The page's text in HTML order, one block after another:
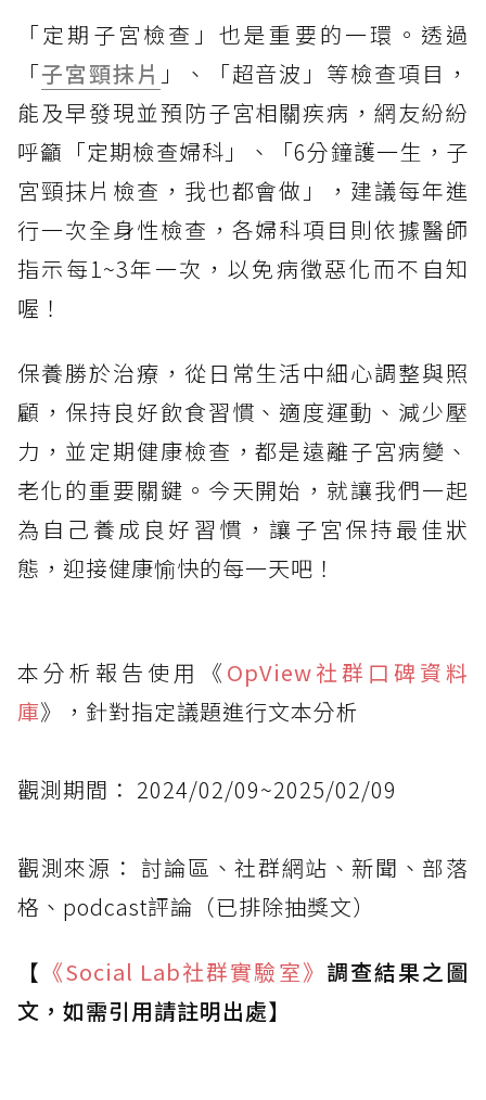
「定期子宮檢查」也是重要的一環。透過
「子宮頸抹片 」、「超音波」等檢查項目，
能及早發現並預防子宮相關疾病，網友紛紛
呼籲「定期檢查婦科」、「6分鐘護一生，子
宮頸抹片檢查，我也都會做」，建議每年進
行一次全身性檢查，各婦科項目則依據醫師
指示每1~3年一次，以免病徵惡化而不自知
喔！
保養勝於治療，從日常生活中細心調整與照
顧，保持良好飲食習慣、適度運動、減少壓
力，並定期健康檢查，都是遠離子宮病變、
老化的重要關鍵。今天開始，就讓我們一起
為自己養成良好習慣，讓子宮保持最佳狀
態，迎接健康愉快的每一天吧！
本分析報告使用《 OpView社群口碑資料
庫》，針對指定議題進行文本分析
觀測期間： 2024/02/09~2025/02/09
觀測來源： 討論區、社群網站、新聞、部落
格、podcast評論（已排除抽獎文）
【 《Social Lab社群實驗室》 調查結果之圖
文，如需引用請註明出處】